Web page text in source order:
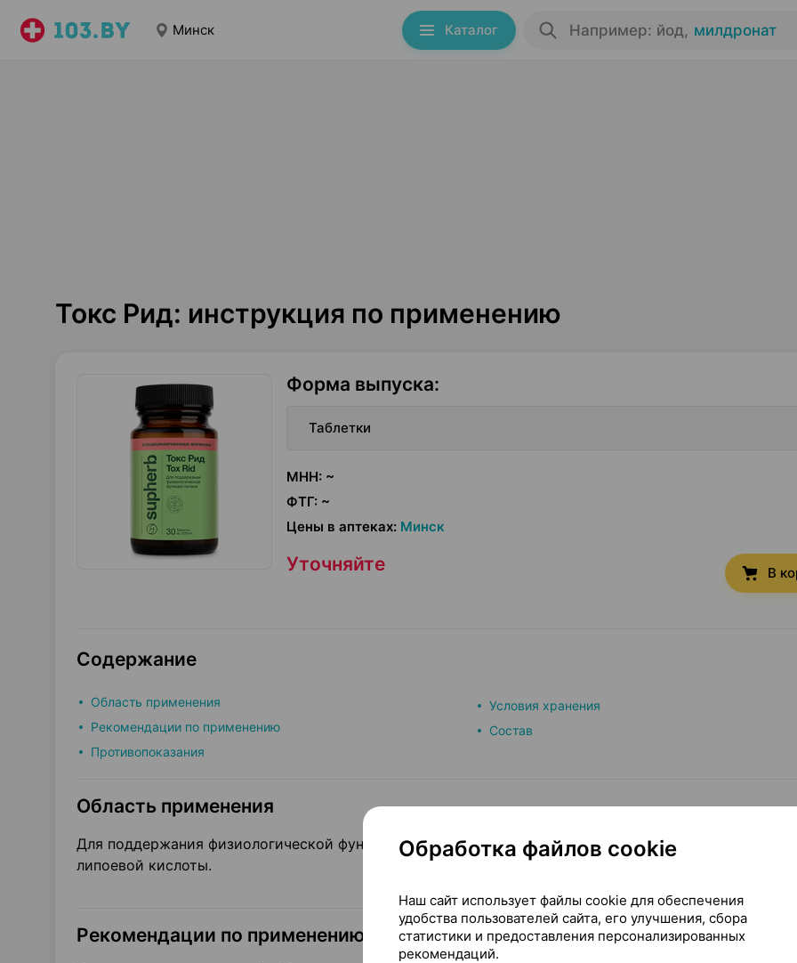
Минск Каталог Например: йод, милдронат
Токс Рид: инструкция по применению
Форма выпуска:
Таблетки
МНН: ~
ФТГ: ~
Цены в аптеках: Минск
Уточняйте В
Содержание
Область применения
Рекомендации по применению
Противопоказания
Условия хранения
Состав
Область применения
Для поддержания физиологической функции печени. Дополнительный источник куркуминоидов и
липоевой кислоты.
Рекомендации по применению
Обработка файлов cookie
Наш сайт использует файлы cookie для обеспечения
удобства пользователей сайта, его улучшения, сбора
статистики и предоставления персонализированных
рекомендаций.